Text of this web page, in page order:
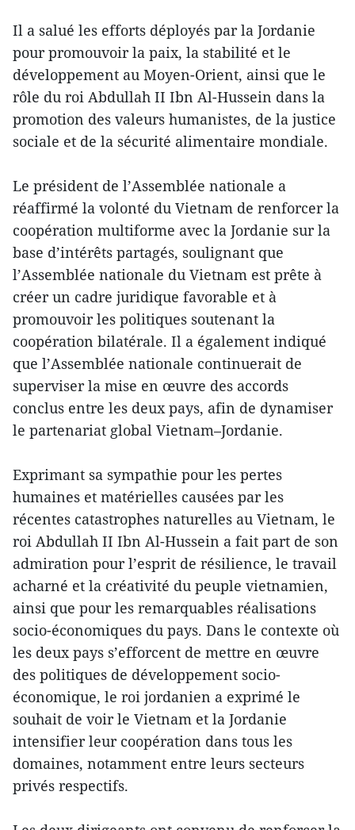
Il a salué les efforts déployés par la Jordanie
pour promouvoir la paix, la stabilité et le
développement au Moyen-Orient, ainsi que le
rôle du roi Abdullah II Ibn Al-Hussein dans la
promotion des valeurs humanistes, de la justice
sociale et de la sécurité alimentaire mondiale.
Le président de l’Assemblée nationale a
réaffirmé la volonté du Vietnam de renforcer la
coopération multiforme avec la Jordanie sur la
base d’intérêts partagés, soulignant que
l’Assemblée nationale du Vietnam est prête à
créer un cadre juridique favorable et à
promouvoir les politiques soutenant la
coopération bilatérale. Il a également indiqué
que l’Assemblée nationale continuerait de
superviser la mise en œuvre des accords
conclus entre les deux pays, afin de dynamiser
le partenariat global Vietnam–Jordanie.
Exprimant sa sympathie pour les pertes
humaines et matérielles causées par les
récentes catastrophes naturelles au Vietnam, le
roi Abdullah II Ibn Al-Hussein a fait part de son
admiration pour l’esprit de résilience, le travail
acharné et la créativité du peuple vietnamien,
ainsi que pour les remarquables réalisations
socio-économiques du pays. Dans le contexte où
les deux pays s’efforcent de mettre en œuvre
des politiques de développement socio-
économique, le roi jordanien a exprimé le
souhait de voir le Vietnam et la Jordanie
intensifier leur coopération dans tous les
domaines, notamment entre leurs secteurs
privés respectifs.